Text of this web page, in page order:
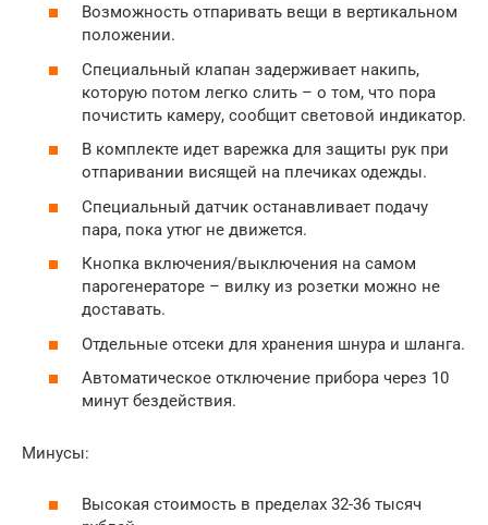
Возможность отпаривать вещи в вертикальном
положении.
Специальный клапан задерживает накипь,
которую потом легко слить – о том, что пора
почистить камеру, сообщит световой индикатор.
В комплекте идет варежка для защиты рук при
отпаривании висящей на плечиках одежды.
Специальный датчик останавливает подачу
пара, пока утюг не движется.
Кнопка включения/выключения на самом
парогенераторе – вилку из розетки можно не
доставать.
Отдельные отсеки для хранения шнура и шланга.
Автоматическое отключение прибора через 10
минут бездействия.
Минусы:
Высокая стоимость в пределах 32-36 тысяч